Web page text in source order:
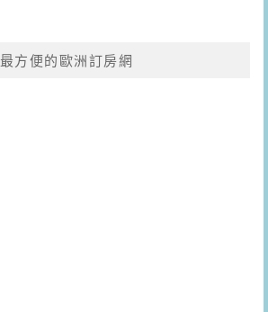
最方便的歐洲訂房網